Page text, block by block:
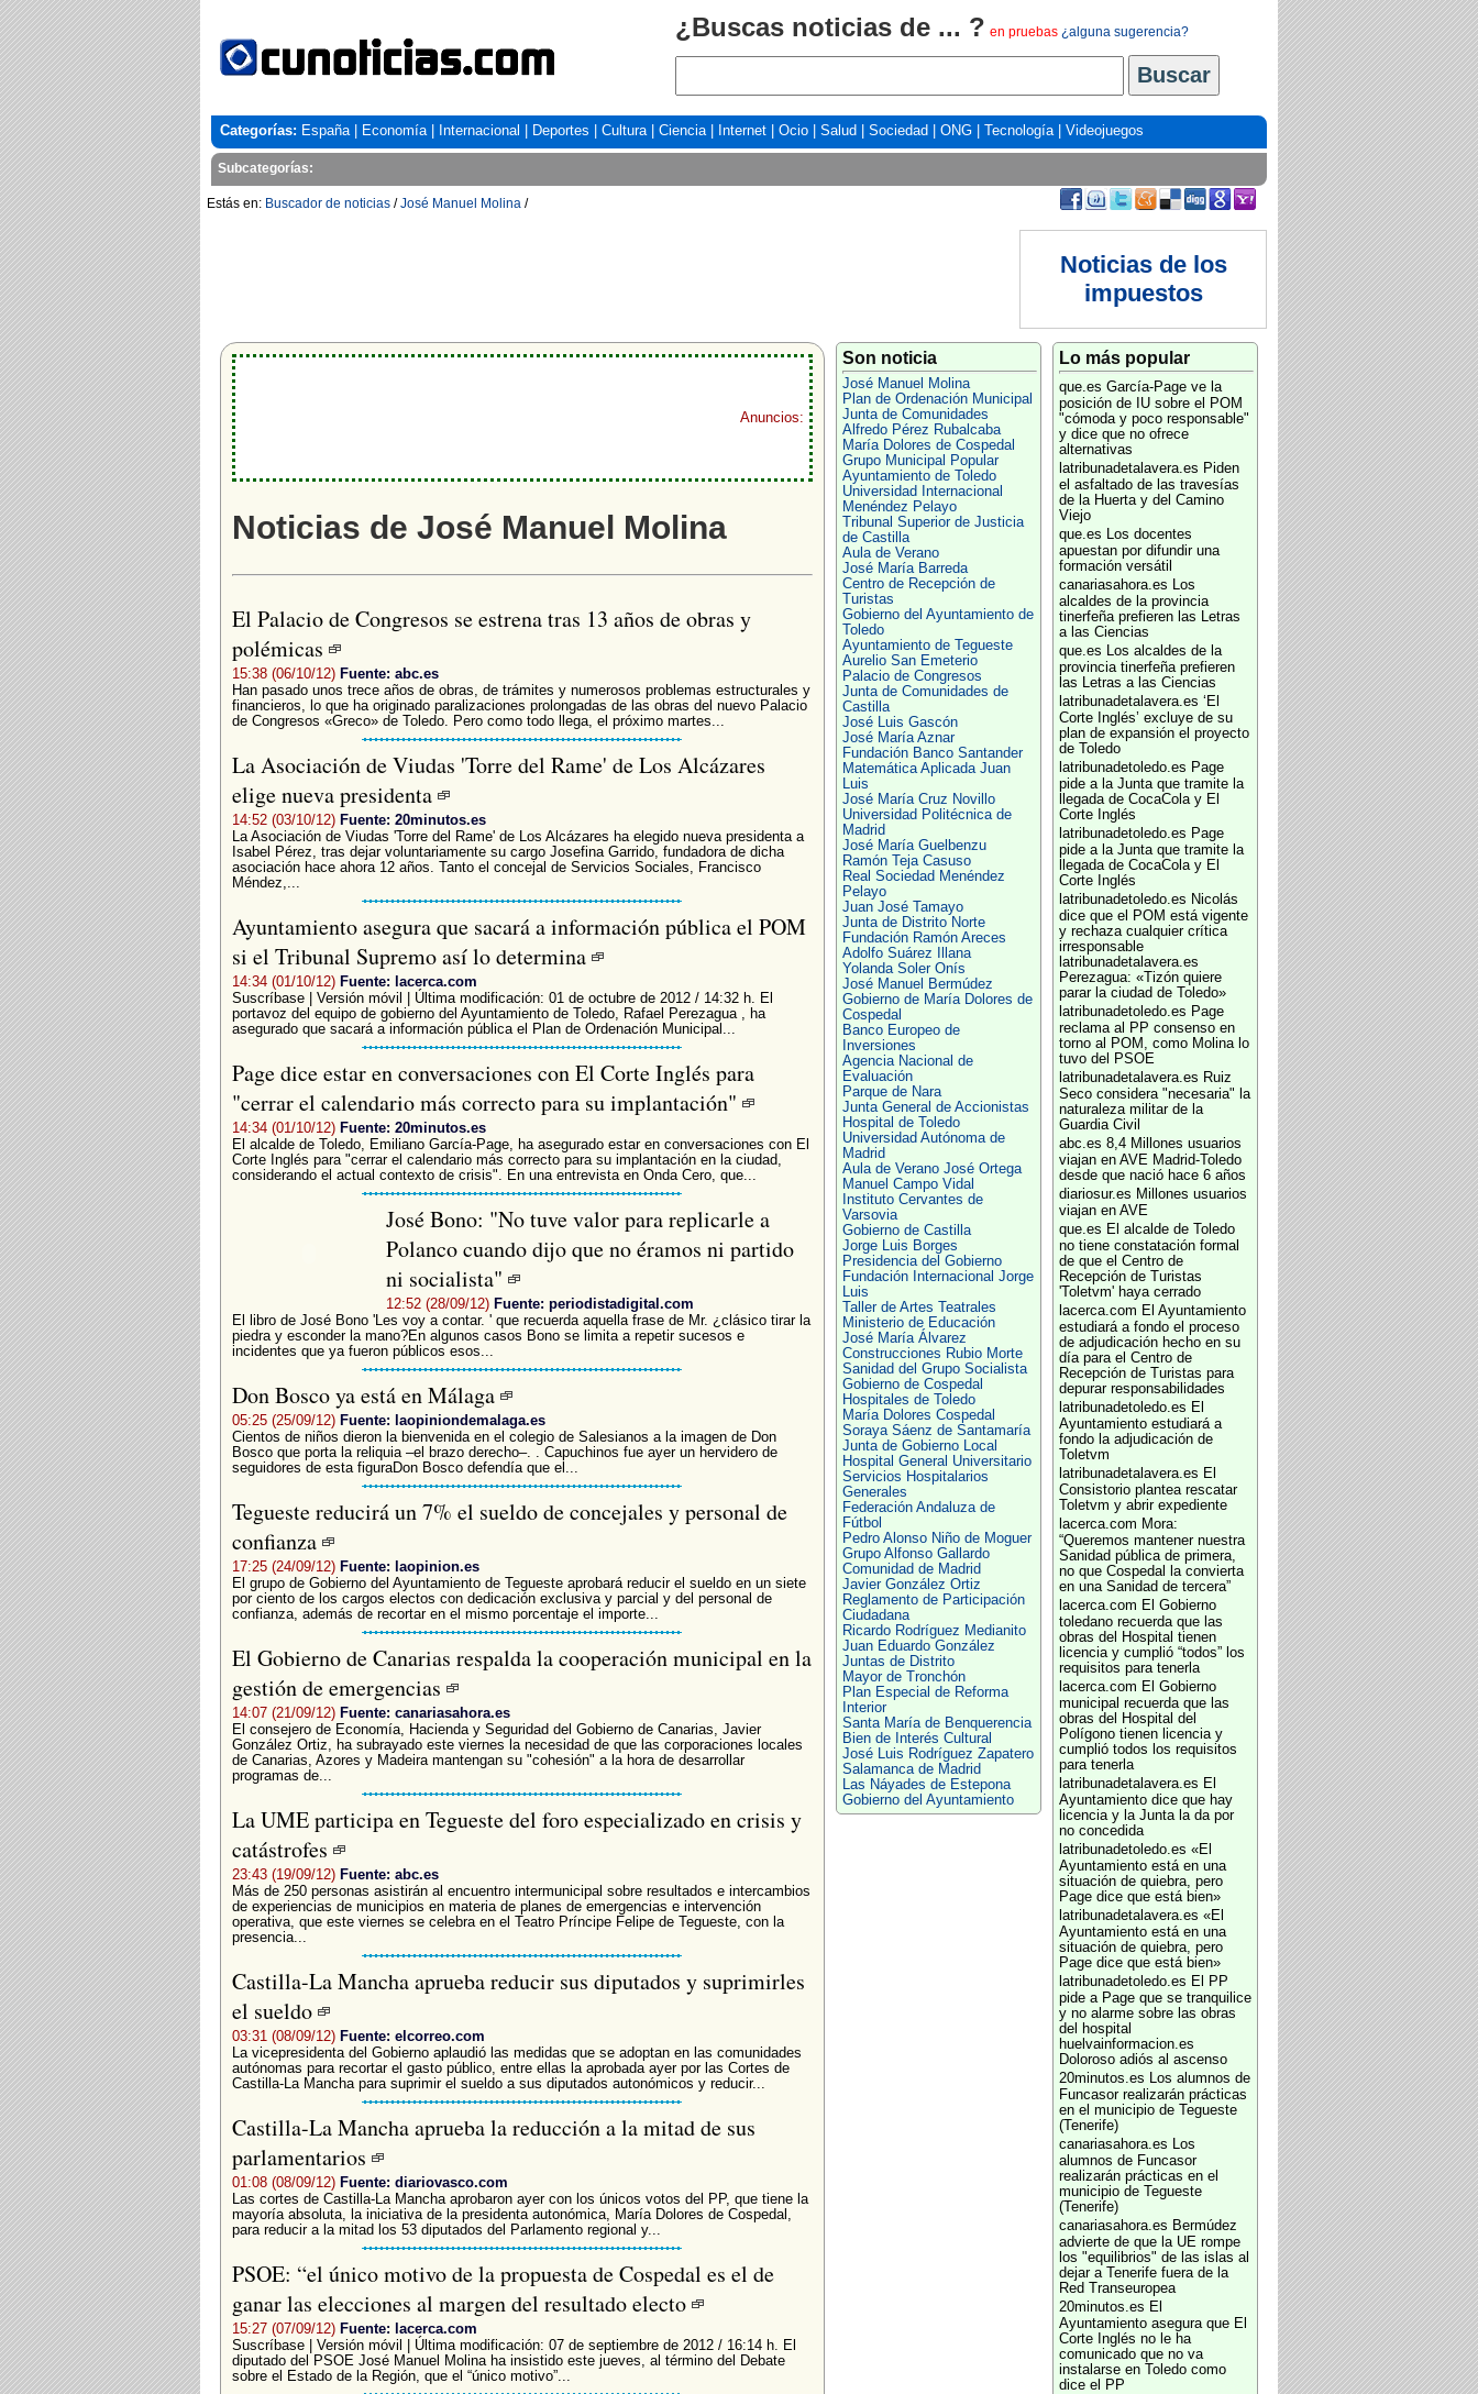
¿Buscas noticias de ... ? en pruebas ¿alguna sugerencia?
Categorías: España| Economía| Internacional Deportes Cultura| Ciencia| Internet Ocio Salud Sociedad ONG Tecnología| Videojuegos
Subcategorías:
Estás en: Buscador de noticias /José Manuel Molina /
Noticias de los
impuestos
Anuncios:
Noticias de José Manuel Molina
El Palacio de Congresos se estrena tras 13 años de obras y
polémicas
15:38 (06/10/12) Fuente: abc.es
Han pasado unos trece años de obras, de trámites y numerosos problemas estructurales y
financieros, lo que ha originado paralizaciones prolongadas de las obras del nuevo Palacio
de Congresos «Greco» de Toledo. Pero como todo llega, el próximo martes...
La Asociación de Viudas 'Torre del Rame' de Los Alcázares
elige nueva presidenta
14:52 (03/10/12) Fuente: 20minutos.es
La Asociación de Viudas 'Torre del Rame' de Los Alcázares ha elegido nueva presidenta a
Isabel Pérez, tras dejar voluntariamente su cargo Josefina Garrido, fundadora de dicha
asociación hace ahora 12 años. Tanto el concejal de Servicios Sociales, Francisco
Méndez,...
Ayuntamiento asegura que sacará a información pública el POM
si el Tribunal Supremo así lo determina
14:34 (01/10/12) Fuente: lacerca.com
Suscríbase | Versión móvil | Última modificación: 01 de octubre de 2012 / 14:32 h. El
portavoz del equipo de gobierno del Ayuntamiento de Toledo, Rafael Perezagua , ha
asegurado que sacará a información pública el Plan de Ordenación Municipal...
Page dice estar en conversaciones con El Corte Inglés para
"cerrar el calendario más correcto para su implantación"
14:34 (01/10/12) Fuente: 20minutos.es
El alcalde de Toledo, Emiliano García-Page, ha asegurado estar en conversaciones con El
Corte Inglés para "cerrar el calendario más correcto para su implantación en la ciudad,
considerando el actual contexto de crisis". En una entrevista en Onda Cero, que...
José Bono: "No tuve valor para replicarle a
Polanco cuando dijo que no éramos ni partido
ni socialista"
12:52 (28/09/12) Fuente: periodistadigital.com
El libro de José Bono 'Les voy a contar. ' que recuerda aquella frase de Mr. ¿clásico tirar la
piedra y esconder la mano?En algunos casos Bono se limita a repetir sucesos e
incidentes que ya fueron públicos esos...
Don Bosco ya está en Málaga
05:25 (25/09/12) Fuente: laopiniondemalaga.es
Cientos de niños dieron la bienvenida en el colegio de Salesianos a la imagen de Don
Bosco que porta la reliquia –el brazo derecho–. . Capuchinos fue ayer un hervidero de
seguidores de esta figuraDon Bosco defendía que el...
Tegueste reducirá un 7% el sueldo de concejales y personal de
confianza
17:25 (24/09/12) Fuente: laopinion.es
El grupo de Gobierno del Ayuntamiento de Tegueste aprobará reducir el sueldo en un siete
por ciento de los cargos electos con dedicación exclusiva y parcial y del personal de
confianza, además de recortar en el mismo porcentaje el importe...
El Gobierno de Canarias respalda la cooperación municipal en la
gestión de emergencias
14:07 (21/09/12) Fuente: canariasahora.es
El consejero de Economía, Hacienda y Seguridad del Gobierno de Canarias, Javier
González Ortiz, ha subrayado este viernes la necesidad de que las corporaciones locales
de Canarias, Azores y Madeira mantengan su "cohesión" a la hora de desarrollar
programas de...
La UME participa en Tegueste del foro especializado en crisis y
catástrofes
23:43 (19/09/12) Fuente: abc.es
Más de 250 personas asistirán al encuentro intermunicipal sobre resultados e intercambios
de experiencias de municipios en materia de planes de emergencias e intervención
operativa, que este viernes se celebra en el Teatro Príncipe Felipe de Tegueste, con la
presencia...
Castilla-La Mancha aprueba reducir sus diputados y suprimirles
el sueldo
03:31 (08/09/12) Fuente: elcorreo.com
La vicepresidenta del Gobierno aplaudió las medidas que se adoptan en las comunidades
autónomas para recortar el gasto público, entre ellas la aprobada ayer por las Cortes de
Castilla-La Mancha para suprimir el sueldo a sus diputados autonómicos y reducir...
Castilla-La Mancha aprueba la reducción a la mitad de sus
parlamentarios
01:08 (08/09/12) Fuente: diariovasco.com
Las cortes de Castilla-La Mancha aprobaron ayer con los únicos votos del PP, que tiene la
mayoría absoluta, la iniciativa de la presidenta autonómica, María Dolores de Cospedal,
para reducir a la mitad los 53 diputados del Parlamento regional y...
PSOE: “el único motivo de la propuesta de Cospedal es el de
ganar las elecciones al margen del resultado electo
15:27 (07/09/12) Fuente: lacerca.com
Suscríbase | Versión móvil | Última modificación: 07 de septiembre de 2012 / 16:14 h. El
diputado del PSOE José Manuel Molina ha insistido este jueves, al término del Debate
sobre el Estado de la Región, que el “único motivo”...
Son noticia
José Manuel Molina
Plan de Ordenación Municipal
Junta de Comunidades
Alfredo Pérez Rubalcaba
María Dolores de Cospedal
Grupo Municipal Popular
Ayuntamiento de Toledo
Universidad Internacional
Menéndez Pelayo
Tribunal Superior de Justicia
de Castilla
Aula de Verano
José María Barreda
Centro de Recepción de
Turistas
Gobierno del Ayuntamiento de
Toledo
Ayuntamiento de Tegueste
Aurelio San Emeterio
Palacio de Congresos
Junta de Comunidades de
Castilla
José Luis Gascón
José María Aznar
Fundación Banco Santander
Matemática Aplicada Juan
Luis
José María Cruz Novillo
Universidad Politécnica de
Madrid
José María Guelbenzu
Ramón Teja Casuso
Real Sociedad Menéndez
Pelayo
Juan José Tamayo
Junta de Distrito Norte
Fundación Ramón Areces
Adolfo Suárez Illana
Yolanda Soler Onís
José Manuel Bermúdez
Gobierno de María Dolores de
Cospedal
Banco Europeo de
Inversiones
Agencia Nacional de
Evaluación
Parque de Nara
Junta General de Accionistas
Hospital de Toledo
Universidad Autónoma de
Madrid
Aula de Verano José Ortega
Manuel Campo Vidal
Instituto Cervantes de
Varsovia
Gobierno de Castilla
Jorge Luis Borges
Presidencia del Gobierno
Fundación Internacional Jorge
Luis
Taller de Artes Teatrales
Ministerio de Educación
José María Álvarez
Construcciones Rubio Morte
Sanidad del Grupo Socialista
Gobierno de Cospedal
Hospitales de Toledo
María Dolores Cospedal
Soraya Sáenz de Santamaría
Junta de Gobierno Local
Hospital General Universitario
Servicios Hospitalarios
Generales
Federación Andaluza de
Fútbol
Pedro Alonso Niño de Moguer
Grupo Alfonso Gallardo
Comunidad de Madrid
Javier González Ortiz
Reglamento de Participación
Ciudadana
Ricardo Rodríguez Medianito
Juan Eduardo González
Juntas de Distrito
Mayor de Tronchón
Plan Especial de Reforma
Interior
Santa María de Benquerencia
Bien de Interés Cultural
José Luis Rodríguez Zapatero
Salamanca de Madrid
Las Náyades de Estepona
Gobierno del Ayuntamiento
Lo más popular
que.es García-Page ve la
posición de IU sobre el POM
"cómoda y poco responsable"
y dice que no ofrece
alternativas
latribunadetalavera.es Piden
el asfaltado de las travesías
de la Huerta y del Camino
Viejo
que.es Los docentes
apuestan por difundir una
formación versátil
canariasahora.es Los
alcaldes de la provincia
tinerfeña prefieren las Letras
a las Ciencias
que.es Los alcaldes de la
provincia tinerfeña prefieren
las Letras a las Ciencias
latribunadetalavera.es ‘El
Corte Inglés’ excluye de su
plan de expansión el proyecto
de Toledo
latribunadetoledo.es Page
pide a la Junta que tramite la
llegada de CocaCola y El
Corte Inglés
latribunadetoledo.es Page
pide a la Junta que tramite la
llegada de CocaCola y El
Corte Inglés
latribunadetoledo.es Nicolás
dice que el POM está vigente
y rechaza cualquier crítica
irresponsable
latribunadetalavera.es
Perezagua: «Tizón quiere
parar la ciudad de Toledo»
latribunadetoledo.es Page
reclama al PP consenso en
torno al POM, como Molina lo
tuvo del PSOE
latribunadetalavera.es Ruiz
Seco considera "necesaria" la
naturaleza militar de la
Guardia Civil
abc.es 8,4 Millones usuarios
viajan en AVE Madrid-Toledo
desde que nació hace 6 años
diariosur.es Millones usuarios
viajan en AVE
que.es El alcalde de Toledo
no tiene constatación formal
de que el Centro de
Recepción de Turistas
'Toletvm' haya cerrado
lacerca.com El Ayuntamiento
estudiará a fondo el proceso
de adjudicación hecho en su
día para el Centro de
Recepción de Turistas para
depurar responsabilidades
latribunadetoledo.es El
Ayuntamiento estudiará a
fondo la adjudicación de
Toletvm
latribunadetalavera.es El
Consistorio plantea rescatar
Toletvm y abrir expediente
lacerca.com Mora:
“Queremos mantener nuestra
Sanidad pública de primera,
no que Cospedal la convierta
en una Sanidad de tercera”
lacerca.com El Gobierno
toledano recuerda que las
obras del Hospital tienen
licencia y cumplió “todos” los
requisitos para tenerla
lacerca.com El Gobierno
municipal recuerda que las
obras del Hospital del
Polígono tienen licencia y
cumplió todos los requisitos
para tenerla
latribunadetalavera.es El
Ayuntamiento dice que hay
licencia y la Junta la da por
no concedida
latribunadetoledo.es «El
Ayuntamiento está en una
situación de quiebra, pero
Page dice que está bien»
latribunadetalavera.es «El
Ayuntamiento está en una
situación de quiebra, pero
Page dice que está bien»
latribunadetoledo.es El PP
pide a Page que se tranquilice
y no alarme sobre las obras
del hospital
huelvainformacion.es
Doloroso adiós al ascenso
20minutos.es Los alumnos de
Funcasor realizarán prácticas
en el municipio de Tegueste
(Tenerife)
canariasahora.es Los
alumnos de Funcasor
realizarán prácticas en el
municipio de Tegueste
(Tenerife)
canariasahora.es Bermúdez
advierte de que la UE rompe
los "equilibrios" de las islas al
dejar a Tenerife fuera de la
Red Transeuropea
20minutos.es El
Ayuntamiento asegura que El
Corte Inglés no le ha
comunicado que no va
instalarse en Toledo como
dice el PP